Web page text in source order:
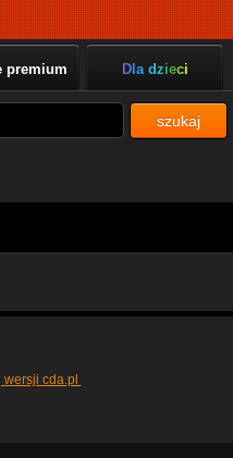
premium Dla dzieci
szukaj
wersji cda.pl